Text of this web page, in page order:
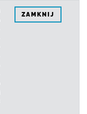
ZAMKNIJ